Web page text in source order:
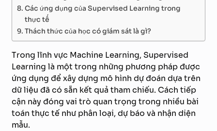
Các ứng dụng của Supervised Learning trong
thực tế
Thách thức của học có giám sát là gì?
Trong lĩnh vực Machine Learning, Supervised
Learning là một trong những phương pháp được
ứng dụng để xây dựng mô hình dự đoán dựa trên
dữ liệu đã có sẵn kết quả tham chiếu. Cách tiếp
cận này đóng vai trò quan trọng trong nhiều bài
toán thực tế như phân loại, dự báo và nhận diện
mẫu.